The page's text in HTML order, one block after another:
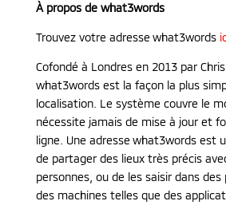
À propos de what3words
Trouvez votre adresse what3words
Cofondé à Londres en 2013 par Chris
what3words est la façon la plus
localisation. Le système couvre le
nécessite jamais de mise à jour et
ligne. Une adresse what3words est
de partager des lieux très précis
personnes, ou de les saisir dans
des machines telles que des